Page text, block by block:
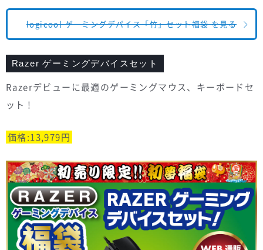
logicool ゲーミングデパイス「竹」セット福袋 を見る
Razer ゲーミングデバイスセット
Razerデビューに最適のゲーミングマウス、キーボードセ
ット !
価格:13,979円